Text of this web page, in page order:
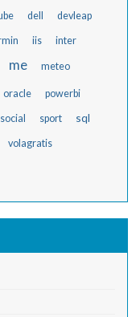
dell devleap
iis inter
me meteo
oracle powerbi
social sport sql
volagratis